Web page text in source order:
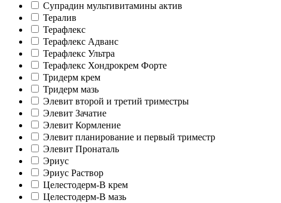
Супрадин мультивитамины актив
Тералив
Терафлекс
Терафлекс Адванс
Терафлекс Ультра
Терафлекс Хондрокрем Форте
Тридерм крем
Тридерм мазь
Элевит второй и третий триместры
Элевит Зачатие
Элевит Кормление
Элевит планирование и первый триместр
Элевит Пронаталь
Эриус
Эриус Раствор
Целестодерм-В крем
Целестодерм-В мазь